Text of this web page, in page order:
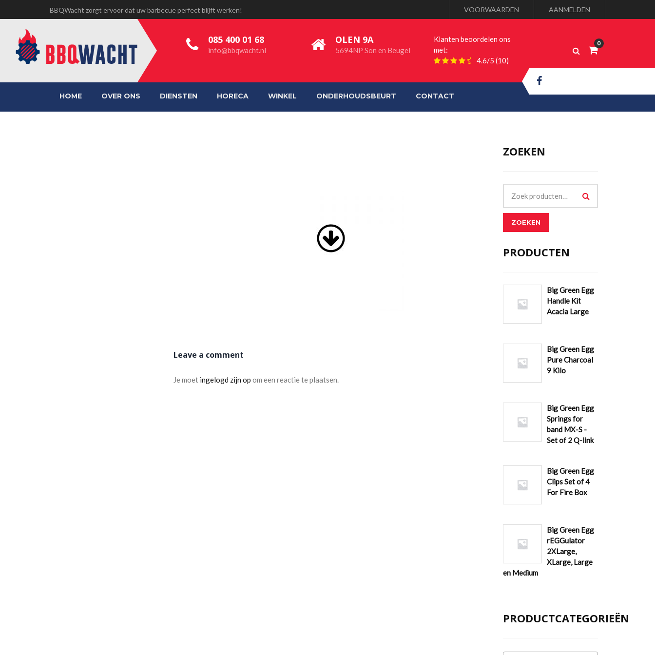
BBQWacht zorgt ervoor dat uw barbecue perfect blijft werken! VOORWAARDEN AANMELDEN
085 400 01 68
info@bbqwacht.nl
OLEN 9A
5694NP Son en Beugel
Klanten beoordelen ons
met:
4.6/5 (10)
HOME OVER ONS DIENSTEN HORECA WINKEL ONDERHOUDSBEURT CONTACT
Leave a comment
Je moet ingelogd zijn op om een reactie te plaatsen.
ZOEKEN
ZOEKEN
PRODUCTEN
Big Green Egg
Handle Kit
Acacia Large
Big Green Egg
Pure Charcoal
9 Kilo
Big Green Egg
Springs for
band MX-S -
Set of 2 Q-link
Big Green Egg
Clips Set of 4
For Fire Box
Big Green Egg
rEGGulator
2XLarge,
XLarge, Large
en Medium
PRODUCTCATEGORIEËN